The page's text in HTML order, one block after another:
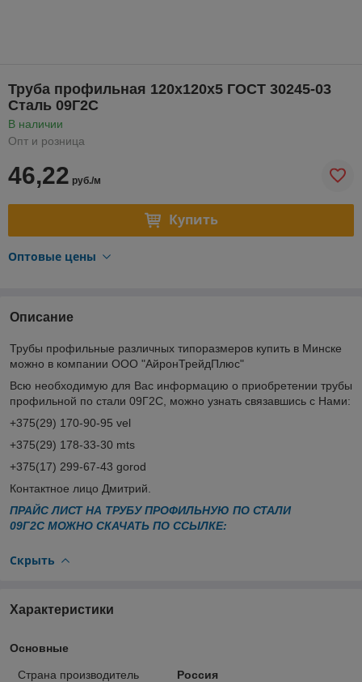
Труба профильная 120х120х5 ГОСТ 30245-03
Сталь 09Г2С
В наличии
Опт и розница
46,22 руб./м
Купить
Оптовые цены
Описание
Трубы профильные различных типоразмеров купить в Минске
можно в компании ООО "АйронТрейдПлюс"
Всю необходимую для Вас информацию о приобретении трубы
профильной по стали 09Г2С, можно узнать связавшись с Нами:
+375(29) 170-90-95 vel
+375(29) 178-33-30 mts
+375(17) 299-67-43 gorod
Контактное лицо Дмитрий.
ПРАЙС ЛИСТ НА ТРУБУ ПРОФИЛЬНУЮ ПО СТАЛИ
09Г2С МОЖНО СКАЧАТЬ ПО ССЫЛКЕ:
Скрыть
Характеристики
Основные
Страна производитель
Россия